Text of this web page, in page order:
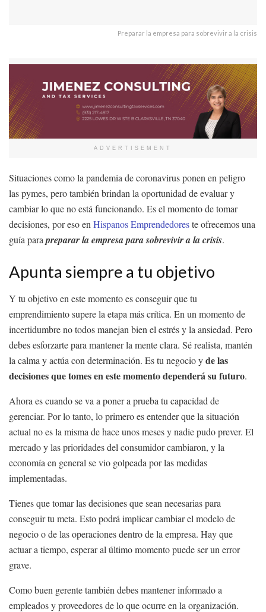
Preparar la empresa para sobrevivir a la crisis
ADVERTISEMENT
Situaciones como la pandemia de coronavirus ponen en peligro
las pymes, pero también brindan la oportunidad de evaluar y
cambiar lo que no está funcionando. Es el momento de tomar
decisiones, por eso enHispanos Emprendedoreste ofrecemos una
guía parapreparar la empresa para sobrevivir a la crisis.
Apunta siempre a tu objetivo
Y tu objetivo en este momento es conseguir que tu
emprendimiento supere la etapa más crítica. En un momento de
incertidumbre no todos manejan bien el estrés y la ansiedad. Pero
debes esforzarte para mantener la mente clara. Sé realista, mantén
la calma y actúa con determinación. Es tu negocio yde las
decisiones que tomes en este momento dependerá su futuro.
Ahora es cuando se va a poner a prueba tu capacidad de
gerenciar. Por lo tanto, lo primero es entender que la situación
actual no es la misma de hace unos meses y nadie pudo prever. El
mercado y las prioridades del consumidor cambiaron, y la
economía en general se vio golpeada por las medidas
implementadas.
Tienes que tomar las decisiones que sean necesarias para
conseguir tu meta. Esto podrá implicar cambiar el modelo de
negocio o de las operaciones dentro de la empresa. Hay que
actuar a tiempo, esperar al último momento puede ser un error
grave.
Como buen gerente también debes mantener informado a
empleados y proveedores de lo que ocurre en la organización.